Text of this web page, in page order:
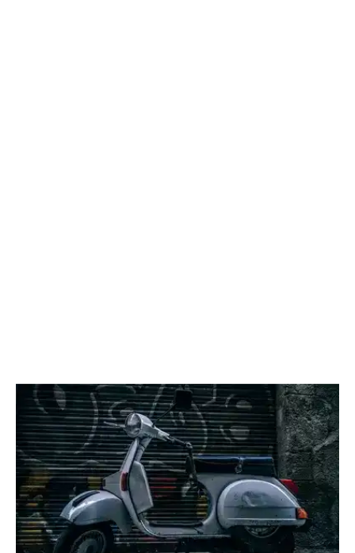
Location Véhicule Scooter
Location scooter
Location Scooter
(Photo non contractuelle)